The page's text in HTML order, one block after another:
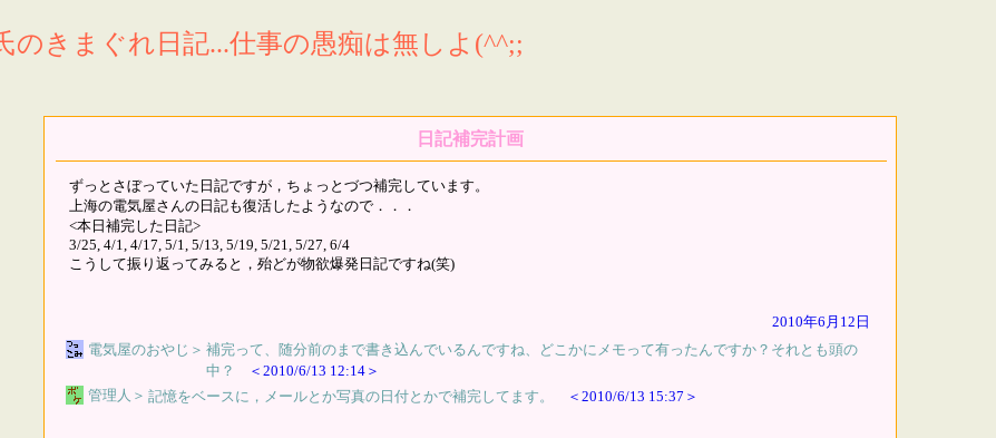
のきまぐれ日記...仕事の愚痴は無しよ(^^;;
日記補完計画
ずっとさぼっていた日記ですが，ちょっとづつ補完しています。
上海の電気屋さんの日記も復活したようなので．．．
<本日補完した日記>
3/25, 4/1, 4/17, 5/1, 5/13, 5/19, 5/21, 5/27, 6/4
こうして振り返ってみると，殆どが物欲爆発日記ですね(笑)
2010年6月12日
電気屋のおやじ ＞ 補完って、随分前のまで書き込んでいるんですね、どこかにメモって有ったんですか？それとも頭の
中？
＜2010/6/13 12:14＞
管理人 ＞ 記憶をベースに，メールとか写真の日付とかで補完してます。 ＜2010/6/13 15:37＞